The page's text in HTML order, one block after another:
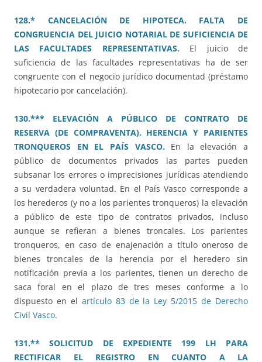
128.* CANCELACIÓN DE HIPOTECA. FALTA DE
CONGRUENCIA DEL JUICIO NOTARIAL DE SUFICIENCIA DE
LAS FACULTADES REPRESENTATIVAS.El juicio de
suficiencia de las facultades representativas ha de ser
congruente con el negocio jurídico documentad (préstamo
hipotecario por cancelación).
130.*** ELEVACIÓN A PÚBLICO DE CONTRATO DE
RESERVA (DE COMPRAVENTA). HERENCIA Y PARIENTES
TRONQUEROS EN EL PAÍS VASCO.En la elevación a
público de documentos privados las partes pueden
subsanar los errores o imprecisiones jurídicas atendiendo
a su verdadera voluntad. En el País Vasco corresponde a
los herederos (y no a los parientes tronqueros) la elevación
a público de este tipo de contratos privados, incluso
aunque se refieran a bienes troncales. Los parientes
tronqueros, en caso de enajenación a título oneroso de
bienes troncales de la herencia por el heredero sin
notificación previa a los parientes, tienen un derecho de
saca foral en el plazo de tres meses conforme a lo
dispuesto en el artículo 83 de la Ley 5/2015 de Derecho
Civil Vasco.
131.** SOLICITUD DE EXPEDIENTE 199 LH PARA
RECTIFICAR EL REGISTRO EN CUANTO A LA